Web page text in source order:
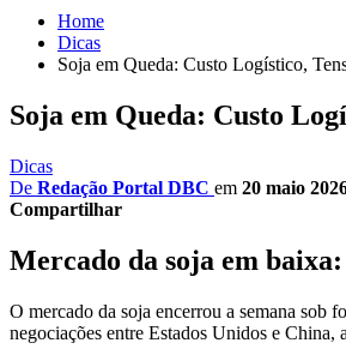
Home
Dicas
Soja em Queda: Custo Logístico,
Soja em Queda: Custo
Dicas
De Redação Portal DBC em 20 maio
Compartilhar
Mercado da soja em
O mercado da soja encerrou a semana sob
negociações entre Estados Unidos e